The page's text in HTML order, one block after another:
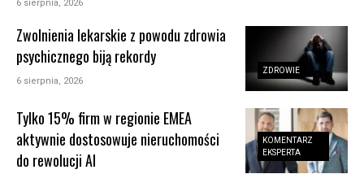
6 sierpnia, 2026
ZDROWIE
Zwolnienia lekarskie z powodu zdrowia
psychicznego biją rekordy
6 sierpnia, 2026
KOMENTARZ
EKSPERTA
Tylko 15% firm w regionie EMEA
aktywnie dostosowuje nieruchomości
do rewolucji AI